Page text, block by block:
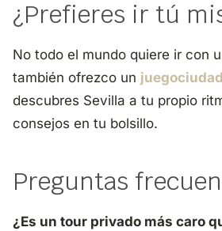
¿Prefieres ir tú
No todo el mundo quiere ir con
también ofrezco un juegociudad
descubres Sevilla a tu propio
consejos en tu bolsillo.
Preguntas
¿Es un tour privado más caro